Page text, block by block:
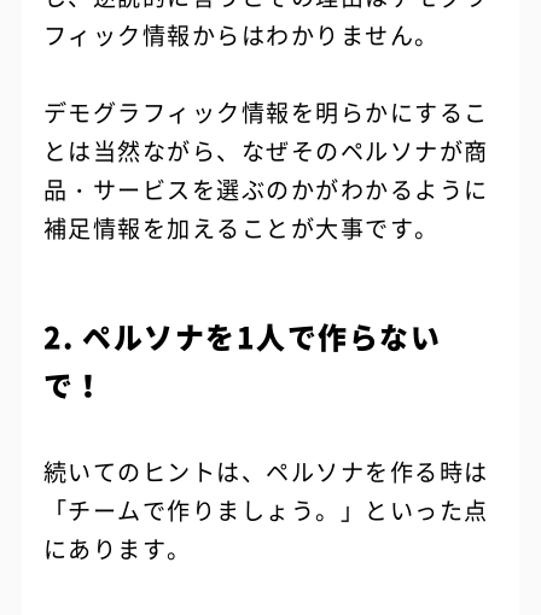
フィック情報からはわかりません。
デモグラフィック情報を明らかにするこ
とは当然ながら、なぜそのペルソナが商
品・サービスを選ぶのかがわかるように
補足情報を加えることが大事です。
2. ペルソナを1人で作らない
で！
続いてのヒントは、ペルソナを作る時は
「チームで作りましょう。」といった点
にあります。